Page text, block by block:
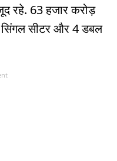
रहे. 63 हजार करोड़
सीटर और 4 डबल